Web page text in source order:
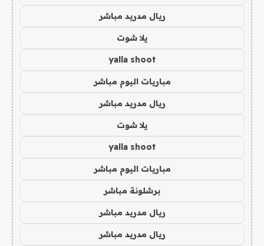
ريال مدريد مباشر
يلا شوت
yalla shoot
مباريات اليوم مباشر
ريال مدريد مباشر
يلا شوت
yalla shoot
مباريات اليوم مباشر
برشلونة مباشر
ريال مدريد مباشر
ريال مدريد مباشر